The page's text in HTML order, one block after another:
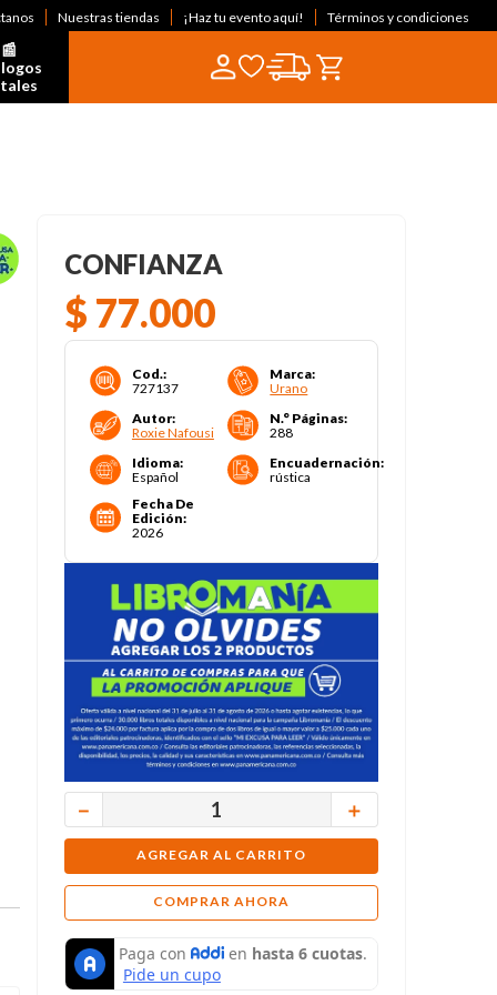
Nuestras tiendas ¡Haz tu evento aquí! Términos y condiciones
CONFIANZA
$ 77.000
Cod.:
727137
Marca:
Urano
Autor:
Roxie Nafousi
N.° Páginas:
288
Idioma:
Español
Encuadernación:
rústica
Fecha De
Edición:
2026
＋
－
AGREGAR AL CARRITO
COMPRAR AHORA